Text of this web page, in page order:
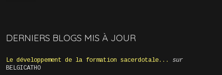
DERNIERS BLOGS MIS À JOUR
Le développement de la formation sacerdotale...
sur
BELGICATHO